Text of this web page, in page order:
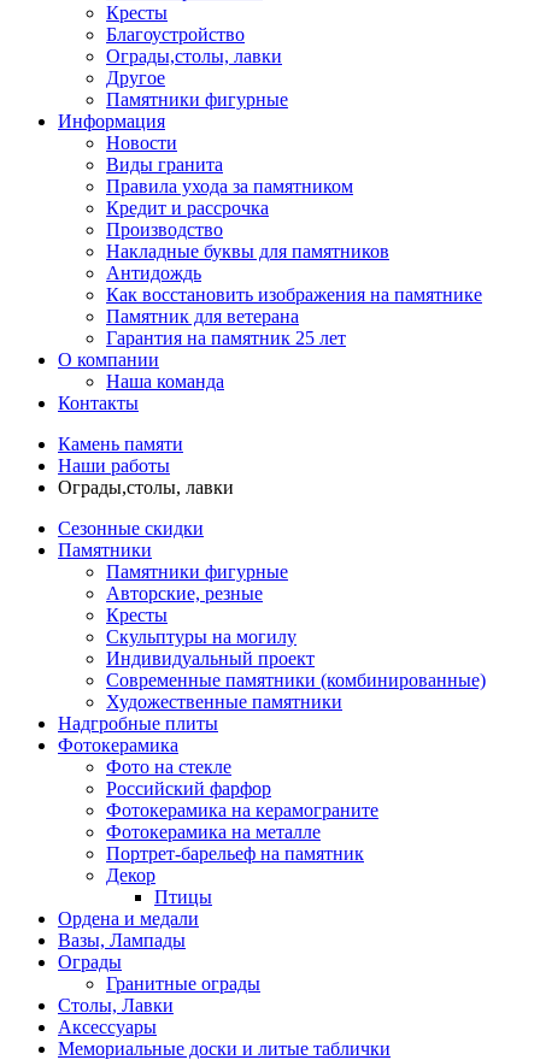
Кресты
Благоустройство
Ограды,столы, лавки
Другое
Памятники фигурные
Информация
Новости
Виды гранита
Правила ухода за памятником
Кредит и рассрочка
Производство
Накладные буквы для памятников
Антидождь
Как восстановить изображения на памятнике
Памятник для ветерана
Гарантия на памятник 25 лет
О компании
Наша команда
Контакты
Камень памяти
Наши работы
Ограды,столы, лавки
Сезонные скидки
Памятники
Памятники фигурные
Авторские, резные
Кресты
Скульптуры на могилу
Индивидуальный проект
Современные памятники (комбинированные)
Художественные памятники
Надгробные плиты
Фотокерамика
Фото на стекле
Российский фарфор
Фотокерамика на керамограните
Фотокерамика на металле
Портрет-барельеф на памятник
Декор
Птицы
Ордена и медали
Вазы, Лампады
Ограды
Гранитные ограды
Столы, Лавки
Аксессуары
Мемориальные доски и литые таблички